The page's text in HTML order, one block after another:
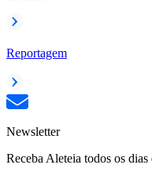
Reportagem
Newsletter
Receba Aleteia todos os